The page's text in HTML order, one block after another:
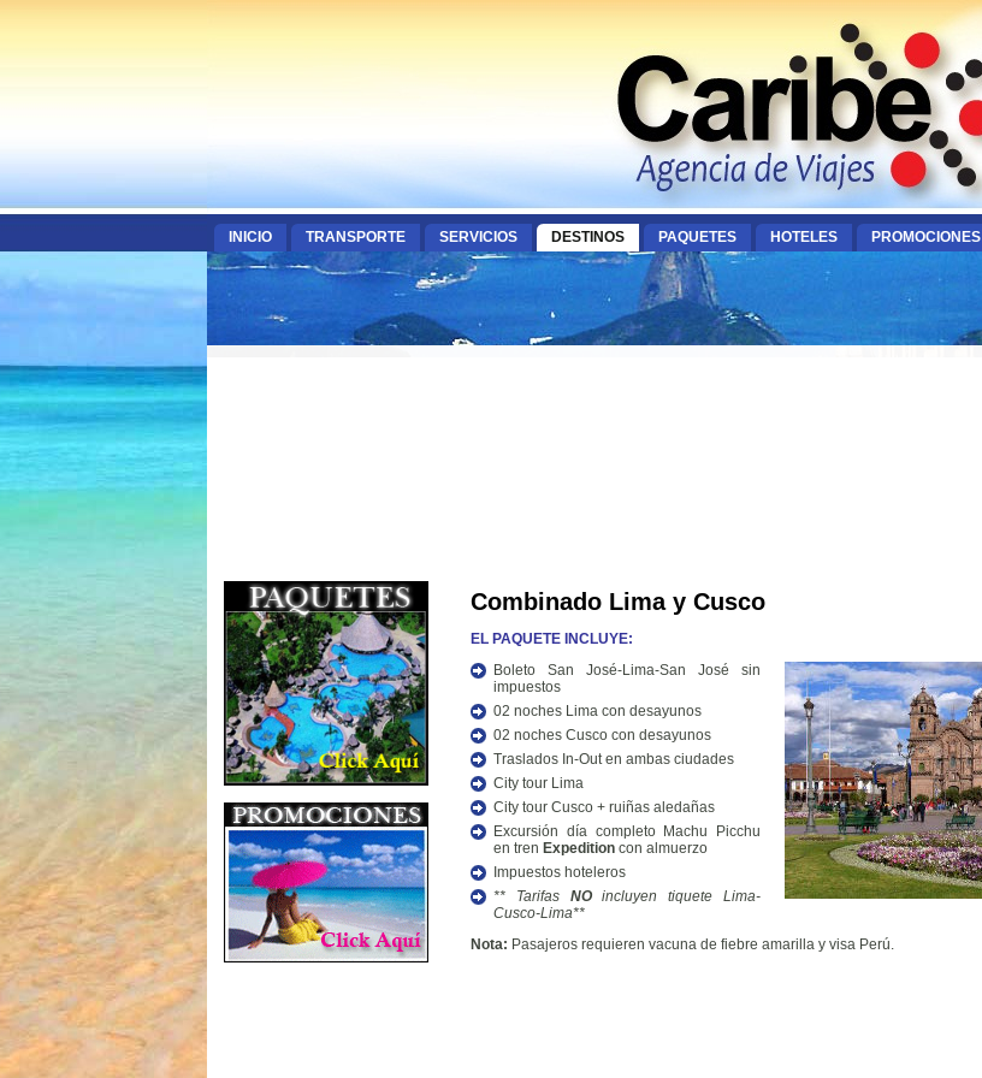
INICIO TRANSPORTE SERVICIOS DESTINOS PAQUETES HOTELES PROMOCIONES
Combinado Lima y Cusco
EL PAQUETE INCLUYE:
Boleto San José-Lima-San José sin
impuestos
02 noches Lima con desayunos
02 noches Cusco con desayunos
Traslados In-Out en ambas ciudades
City tour Lima
City tour Cusco + ruiñas aledañas
Excursión día completo Machu Picchu
en tren Expedition con almuerzo
Impuestos hoteleros
** Tarifas NOincluyen tiquete Lima-
Cusco-Lima**
Nota: Pasajeros requieren vacuna de fiebre amarilla y visa Perú.